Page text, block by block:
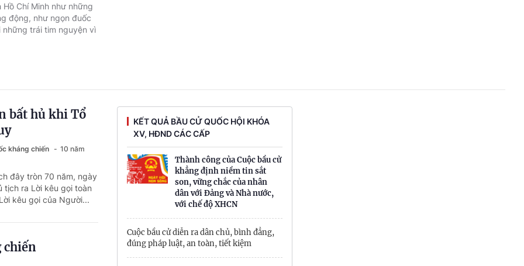
Chí Minh như những
động, như ngọn đuốc
trái tim nguyện vì
bất hủ khi Tổ
kháng chiến 10 năm
đây tròn 70 năm, ngày
tịch ra Lời kêu gọi toàn
kêu gọi của Người...
chiến
KẾT QUẢ BẦU CỬ QUỐC HỘI KHÓA
XV, HĐND CÁC CẤP
Thành công của Cuộc bầu cử
khẳng định niềm tin sắt
son, vững chắc của nhân
dân với Đảng và Nhà nước,
với chế độ XHCN
Cuộc bầu cử diễn ra dân chủ, bình đẳng,
đúng pháp luật, an toàn, tiết kiệm